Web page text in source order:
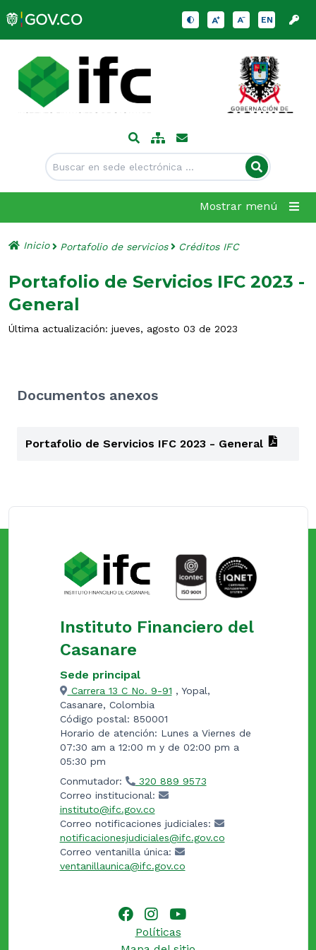
EN
Mostrar menú
Inicio Portafolio de servicios Créditos IFC
Portafolio de Servicios IFC 2023 -
General
Última actualización: jueves, agosto 03 de 2023
Documentos anexos
Portafolio de Servicios IFC 2023 - General
Instituto Financiero del
Casanare
Sede principal
Carrera 13 C No. 9-91 , Yopal,
Casanare, Colombia
Código postal: 850001
Horario de atención: Lunes a Viernes de
07:30 am a 12:00 m y de 02:00 pm a
05:30 pm
Conmutador:
320 889 9573
Correo institucional:
instituto@ifc.gov.co
Correo notificaciones judiciales:
notificacionesjudiciales@ifc.gov.co
Correo ventanilla única:
ventanillaunica@ifc.gov.co
Políticas